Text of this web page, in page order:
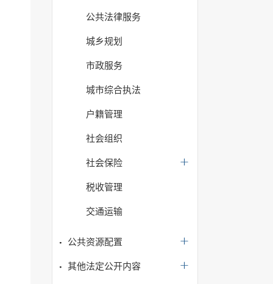
公共法律服务
城乡规划
市政服务
城市综合执法
户籍管理
社会组织
社会保险
税收管理
交通运输
公共资源配置
其他法定公开内容